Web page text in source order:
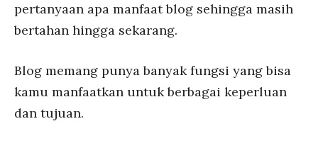
pertanyaan apa manfaat blog sehingga masih
bertahan hingga sekarang.
Blog memang punya banyak fungsi yang bisa
kamu manfaatkan untuk berbagai keperluan
dan tujuan.